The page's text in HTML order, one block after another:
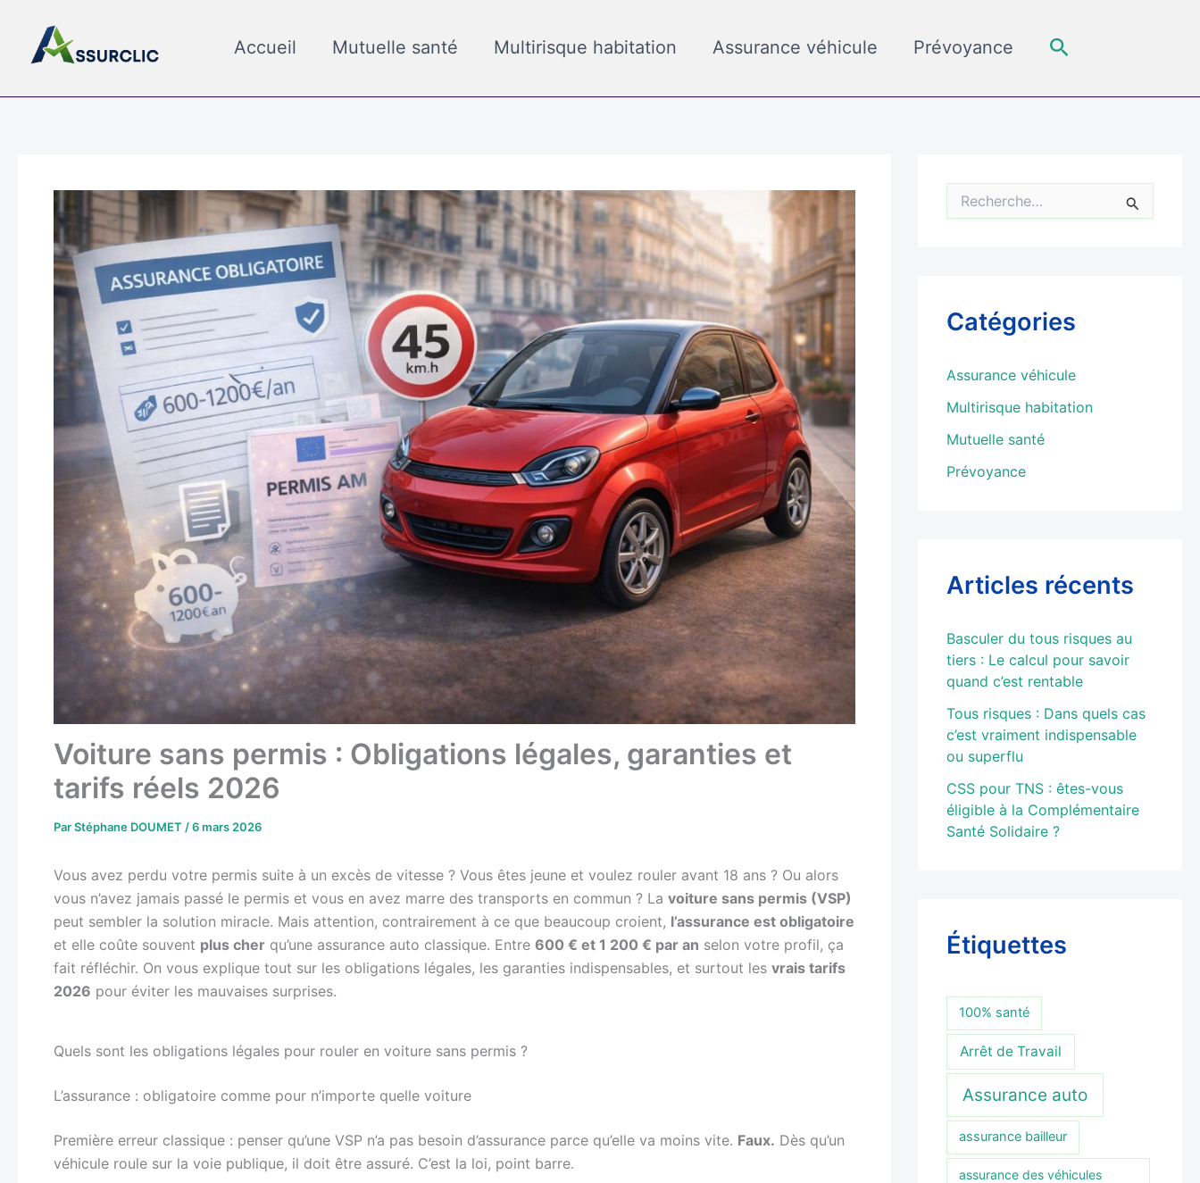
contenu
Accueil Mutuelle santé Multirisque habitation Assurance véhicule Prévoyance Rechercher
Voiture sans permis : Obligations légales, garanties et
tarifs réels 2026
ParStéphane DOUMET /6 mars 2026
Vous avez perdu votre permis suite à un excès de vitesse ? Vous êtes jeune et voulez rouler avant 18 ans ? Ou alors
vous n’avez jamais passé le permis et vous en avez marre des transports en commun ? La voiture sans permis (VSP)
peut sembler la solution miracle. Mais attention, contrairement à ce que beaucoup croient, l’assurance est obligatoire
et elle coûte souvent plus cher qu’une assurance auto classique. Entre 600 € et 1 200 € par an selon votre profil, ça
fait réfléchir. On vous explique tout sur les obligations légales, les garanties indispensables, et surtout les vrais tarifs
2026 pour éviter les mauvaises surprises.
Quels sont les obligations légales pour rouler en voiture sans permis ?
L’assurance : obligatoire comme pour n’importe quelle voiture
Première erreur classique : penser qu’une VSP n’a pas besoin d’assurance parce qu’elle va moins vite. Faux. Dès qu’un
véhicule roule sur la voie publique, il doit être assuré. C’est la loi, point barre.
e
h
Catégories
Assurance véhicule
Multirisque habitation
Mutuelle santé
Prévoyance
Articles récents
Basculer du tous risques au
tiers : Le calcul pour savoir
quand c’est rentable
Tous risques : Dans quels cas
c’est vraiment indispensable
ou superflu
CSS pour TNS : êtes-vous
éligible à la Complémentaire
Santé Solidaire ?
Étiquettes
100% santé
Arrêt de Travail
Assurance auto
assurance bailleur
assurance des véhicules